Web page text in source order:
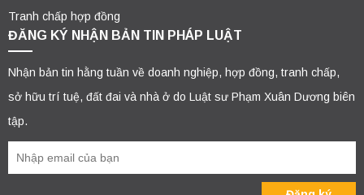
Tranh chấp hợp đồng
ĐĂNG KÝ NHẬN BẢN TIN PHÁP LUẬT
Nhận bản tin hằng tuần về doanh nghiệp, hợp đồng, tranh chấp,
sở hữu trí tuệ, đất đai và nhà ở do Luật sư Phạm Xuân Dương biên
tập.